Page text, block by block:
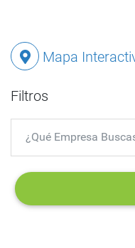
Mapa
Filtros